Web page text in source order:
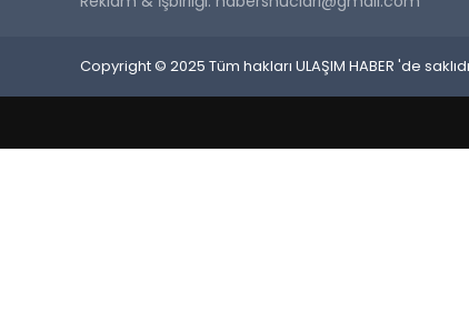
Copyright © 2025 Tüm hakları ULAŞIM HABER 'de